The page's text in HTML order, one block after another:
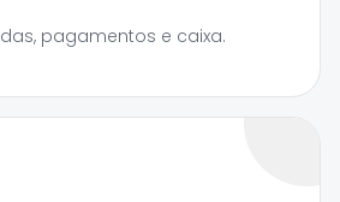
pagamentos e caixa.